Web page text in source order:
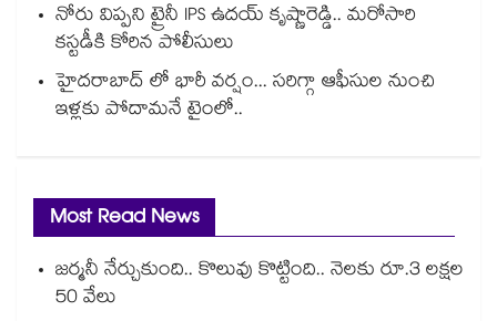
నోరు విప్పని ట్రైనీ IPS ఉదయ్ కృష్ణారెడ్డి.. మరోసారి
కస్టడీకి కోరిన పోలీసులు
హైదరాబాద్ లో భారీ వర్షం... సరిగ్గా ఆఫీసుల నుంచి
ఇళ్లకు పోదామనే టైంలో..
Most Read News
జర్మనీ నేర్చుకుంది.. కొలువు కొట్టింది.. నెలకు రూ.3 లక్షల
50 వేలు